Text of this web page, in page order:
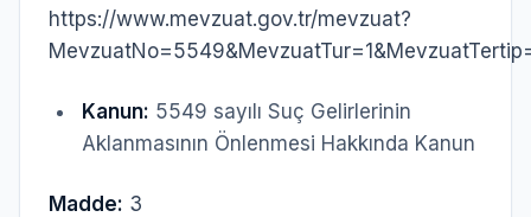
https://www.mevzuat.gov.tr/mevzuat?
Kanun: 5549 sayılı Suç Gelirlerinin
Aklanmasının Önlenmesi Hakkında Kanun
Madde: 3